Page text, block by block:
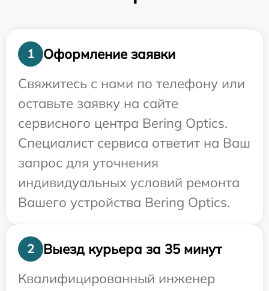
1
Оформление заявки
Свяжитесь с нами по телефону или
оставьте заявку на сайте
сервисного центра Bering Optics.
Специалист сервиса ответит на Ваш
запрос для уточнения
индивидуальных условий ремонта
Вашего устройства Bering Optics.
2
Выезд курьера за 35 минут
Квалифицированный инженер